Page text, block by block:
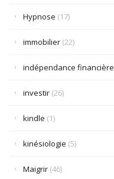
Hypnose (17)
immobilier (22)
indépendance financière
investir (26)
kindle (1)
kinésiologie (5)
Maigrir (46)